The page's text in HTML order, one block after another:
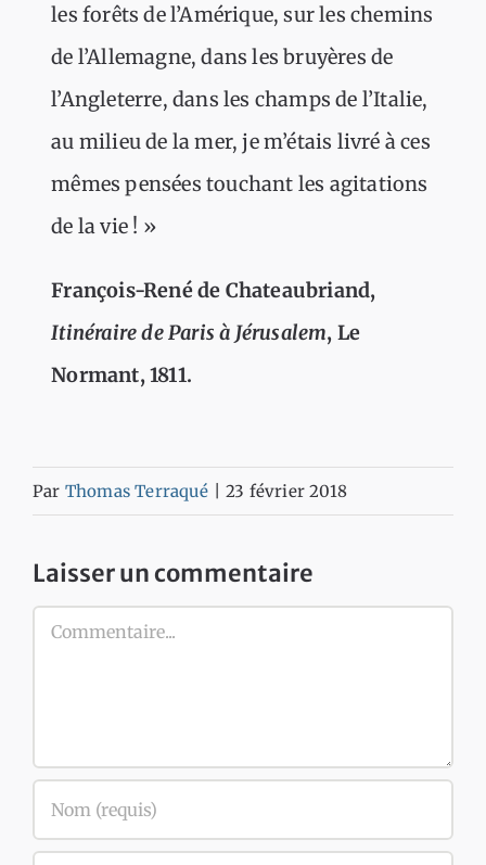
les forêts de l’Amérique, sur les chemins
de l’Allemagne, dans les bruyères de
l’Angleterre, dans les champs de l’Italie,
au milieu de la mer, je m’étais livré à ces
mêmes pensées touchant les agitations
de la vie ! »
François-René de Chateaubriand,
Itinéraire de Paris à Jérusalem, Le
Normant, 1811.
Par Thomas Terraqué 23 février 2018
Laisser un commentaire
Commentaire